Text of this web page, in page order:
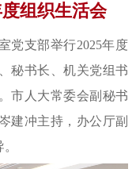
组织生活会
党支部举行2025年度
秘书长、机关党组书
市人大常委会副秘书
建冲主持，办公厅副